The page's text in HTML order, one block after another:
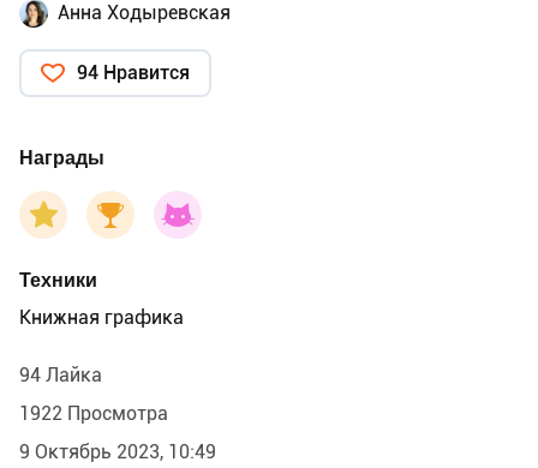
Анна Ходыревская
94 Нравится
Награды
Техники
Книжная графика
94 Лайка
1922 Просмотра
9 Октябрь 2023, 10:49